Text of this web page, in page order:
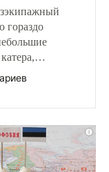
гораздо
уже
Задача по
радикально
боевые